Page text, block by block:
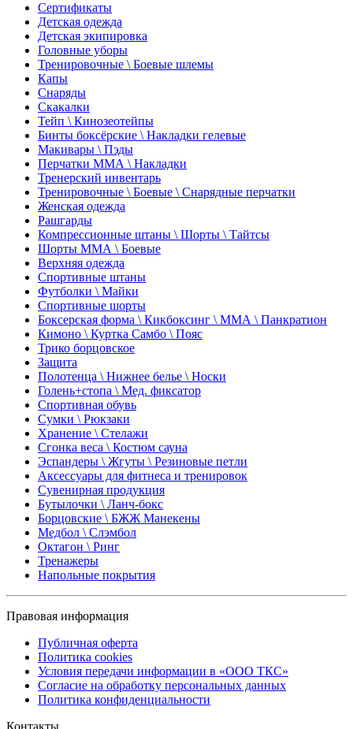
Сертификаты
Детская одежда
Детская экипировка
Головные уборы
Тренировочные \ Боевые шлемы
Капы
Снаряды
Скакалки
Тейп \ Кинозеотейпы
Бинты боксёрские \ Накладки гелевые
Макивары \ Пэды
Перчатки ММА \ Накладки
Тренерский инвентарь
Тренировочные \ Боевые \ Снарядные перчатки
Женская одежда
Рашгарды
Компрессионные штаны \ Шорты \ Тайтсы
Шорты ММА \ Боевые
Верхняя одежда
Спортивные штаны
Футболки \ Майки
Спортивные шорты
Боксерская форма \ Кикбоксинг \ ММА \ Панкратион
Кимоно \ Куртка Самбо \ Пояс
Трико борцовское
Защита
Полотенца \ Нижнее белье \ Носки
Голень+стопа \ Мед. фиксатор
Спортивная обувь
Сумки \ Рюкзаки
Хранение \ Стелажи
Сгонка веса \ Костюм сауна
Эспандеры \ Жгуты \ Резиновые петли
Аксессуары для фитнеса и тренировок
Сувенирная продукция
Бутылочки \ Ланч-бокс
Борцовские \ БЖЖ Манекены
Медбол \ Слэмбол
Октагон \ Ринг
Тренажеры
Напольные покрытия
Правовая информация
Публичная оферта
Политика cookies
Условия передачи информации в «ООО ТКС»
Согласие на обработку персональных данных
Политика конфиденциальности